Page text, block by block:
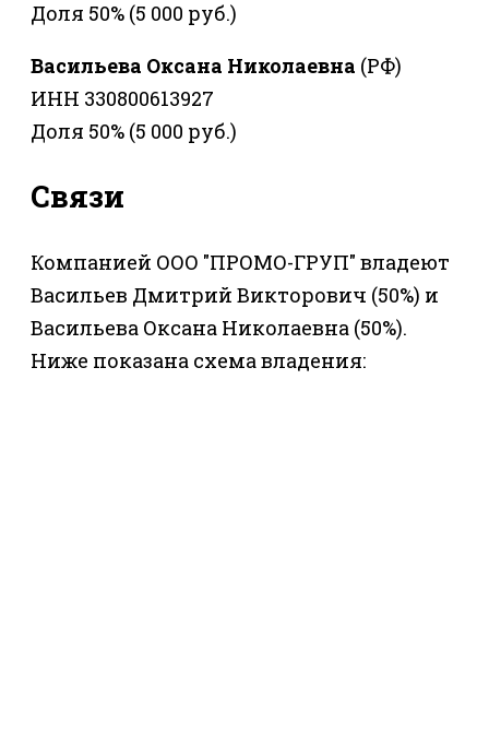
Доля 50% (5 000 руб.)
Васильева Оксана Николаевна (РФ)
ИНН 330800613927
Доля 50% (5 000 руб.)
Связи
Компанией ООО "ПРОМО-ГРУП" владеют
Васильев Дмитрий Викторович (50%) и
Васильева Оксана Николаевна (50%).
Ниже показана схема владения: